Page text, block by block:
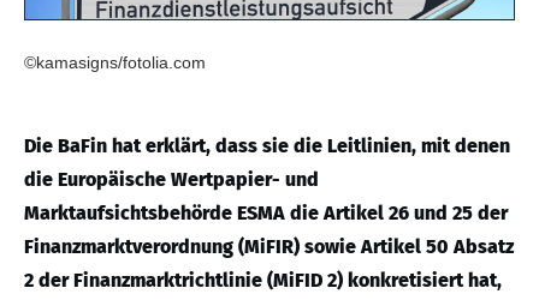
©kamasigns/fotolia.com
Die BaFin hat erklärt, dass sie die Leitlinien, mit denen
die Europäische Wertpapier- und
Marktaufsichtsbehörde ESMA die Artikel 26 und 25 der
Finanzmarktverordnung (MiFIR) sowie Artikel 50 Absatz
2 der Finanzmarktrichtlinie (MiFID 2) konkretisiert hat,